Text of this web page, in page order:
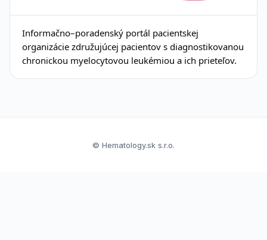
Informačno–poradenský portál pacientskej
organizácie združujúcej pacientov s diagnostikovanou
chronickou myelocytovou leukémiou a ich prieteľov.
© Hematology.sk s.r.o.